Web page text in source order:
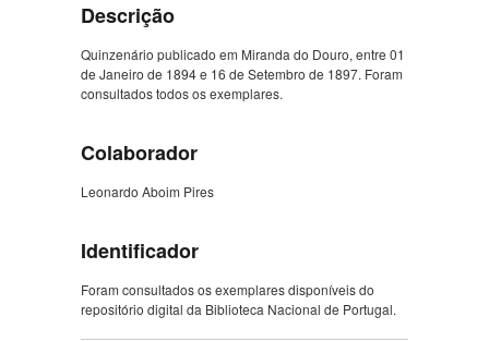
Descrição
Quinzenário publicado em Miranda do Douro, entre 01
de Janeiro de 1894 e 16 de Setembro de 1897. Foram
consultados todos os exemplares.
Colaborador
Leonardo Aboim Pires
Identificador
Foram consultados os exemplares disponíveis do
repositório digital da Biblioteca Nacional de Portugal.